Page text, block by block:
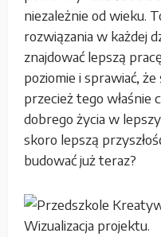
niezależnie od wieku.
rozwiązania w każdej
znajdować lepszą
poziomie i sprawiać,
przecież tego właśnie
dobrego życia w
skoro lepszą
budować już teraz?